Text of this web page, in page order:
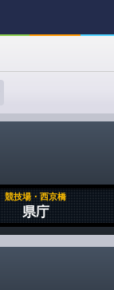
競技場・西京橋
県庁